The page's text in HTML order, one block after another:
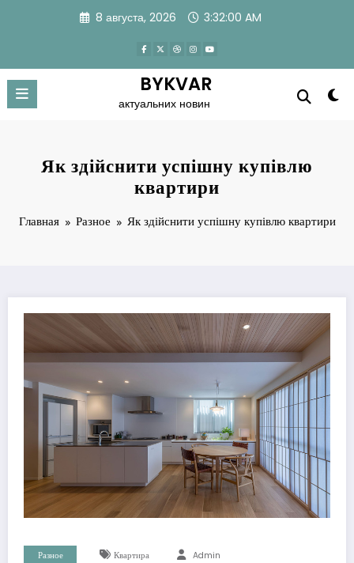
8 августа, 2026 3:32:00 AM
BYKVAR
актуальних новин
Як здійснити успішну купівлю
квартири
Главная Разное Як здійснити успішну купівлю квартири
Разное Квартира Admin